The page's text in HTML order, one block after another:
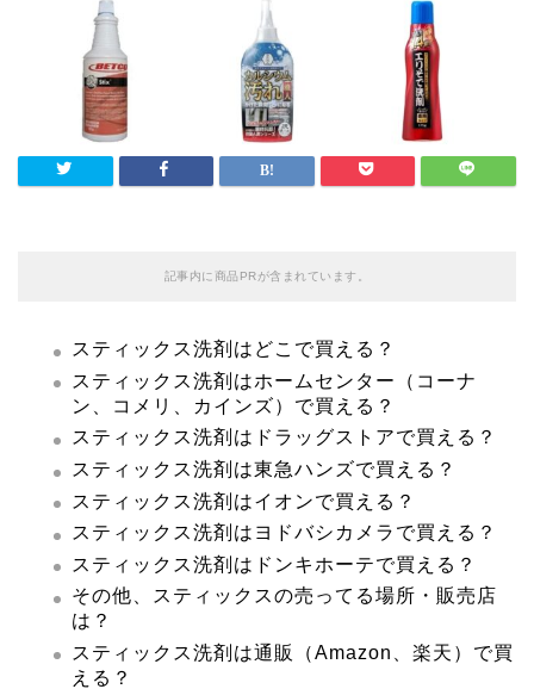
記事内に商品PRが含まれています。
スティックス洗剤はどこで買える？
スティックス洗剤はホームセンター（コーナ
ン、コメリ、カインズ）で買える？
スティックス洗剤はドラッグストアで買える？
スティックス洗剤は東急ハンズで買える？
スティックス洗剤はイオンで買える？
スティックス洗剤はヨドバシカメラで買える？
スティックス洗剤はドンキホーテで買える？
その他、スティックスの売ってる場所・販売店
は？
スティックス洗剤は通販（Amazon、楽天）で買
える？